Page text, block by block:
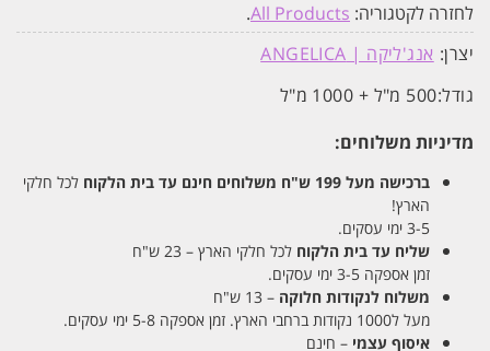
לחזרה לקטגוריה: All Products
.
יצרן: אנג'ליקה | ANGELICA
גודל:500 מ"ל + 1000 מ"ל
מדיניות משלוחים:
ברכישה מעל 199 ש"ח משלוחים חינם עד בית הלקוח לכל חלקי
הארץ!
3-5 ימי עסקים.
שליח עד בית הלקוח לכל חלקי הארץ – 23 ש"ח
זמן אספקה 3-5 ימי עסקים.
משלוח לנקודות חלוקה – 13 ש"ח
מעל ל1000 נקודות ברחבי הארץ. זמן אספקה 5-8 ימי עסקים.
איסוף עצמי – חינם